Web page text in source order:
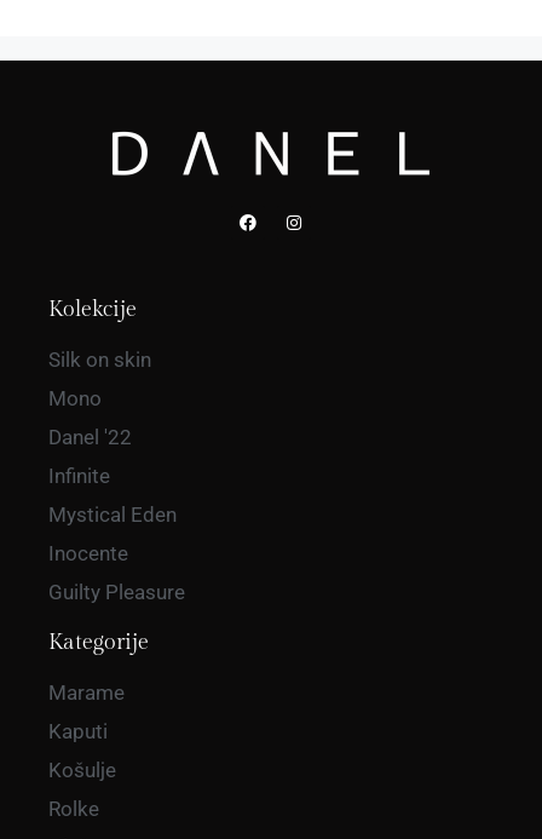
Kolekcije
Silk on skin
Mono
Danel '22
Infinite
Mystical Eden
Inocente
Guilty Pleasure
Kategorije
Marame
Kaputi
Košulje
Rolke